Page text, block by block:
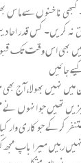
نا خنو ں سے ما س
نہ کریں۔ کس قدر
بھی اس وقت تک
جائیں
نہیں بھولا، آج
تھیں جو انہو ں
کر کے جو کاری وار
میرا باپ مجھ کو